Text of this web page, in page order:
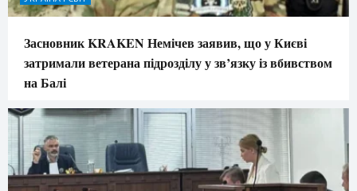
Засновник KRAKEN Немічев заявив, що у Києві
затримали ветерана підрозділу у зв’язку із вбивством
на Балі